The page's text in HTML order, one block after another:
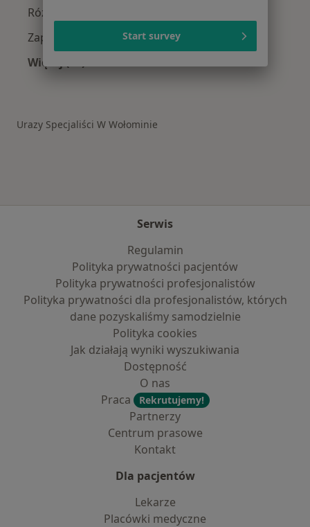
Różyczka w Wołominie
Zapalenie oskrzeli w Wołominie
Więcej (14)
Urazy Specjaliści W Wołominie
Serwis
Regulamin
Polityka prywatności pacjentów
Polityka prywatności profesjonalistów
Polityka prywatności dla profesjonalistów, których
dane pozyskaliśmy samodzielnie
Polityka cookies
Jak działają wyniki wyszukiwania
Dostępność
O nas
Praca
Rekrutujemy!
Partnerzy
Centrum prasowe
Kontakt
Dla pacjentów
Lekarze
Placówki medyczne
Start survey